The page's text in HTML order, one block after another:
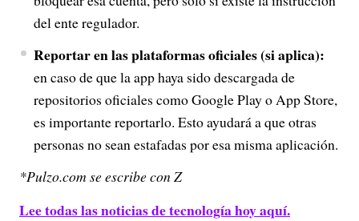
del ente regulador.
Reportar en las plataformas oficiales (si aplica):
en caso de que la app haya sido descargada de
repositorios oficiales como Google Play o App Store,
es importante reportarlo. Esto ayudará a que otras
personas no sean estafadas por esa misma aplicación.
*Pulzo.com se escribe con Z
Lee todas las noticias de tecnología hoy aquí.